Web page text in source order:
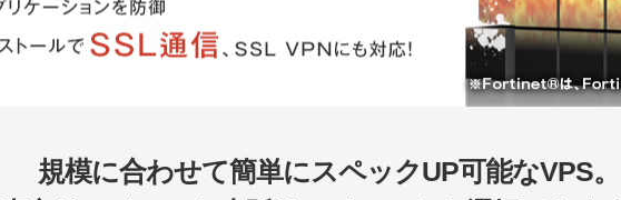
規模に合わせて簡単にスペックUP可能なVPS。